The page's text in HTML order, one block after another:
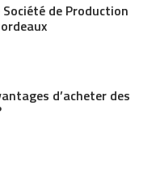
de Production
d’acheter des